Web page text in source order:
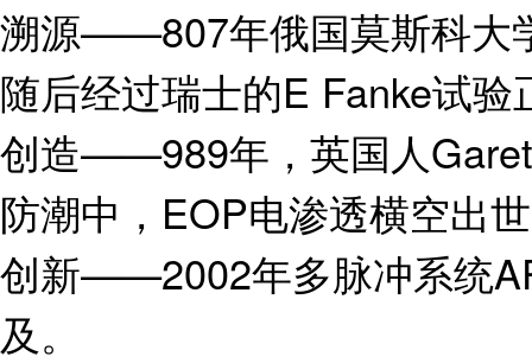
溯源——807年俄国莫斯科大
随后经过瑞士的E Fanke试
创造——989年，英国人
防潮中，EOP电渗透横空出
创新——2002年多脉冲系统
及。